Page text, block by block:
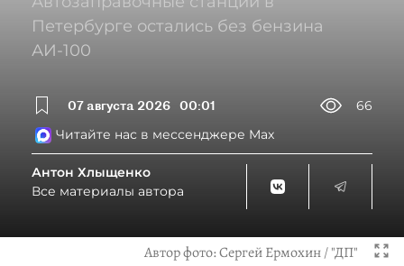
Петербурге остались без бензина
АИ-100
07 августа 2026 00:01
66
Читайте нас в мессенджере Max
Антон Хлыщенко
Все материалы автора
Автор фото:Сергей Ермохин / "ДП"